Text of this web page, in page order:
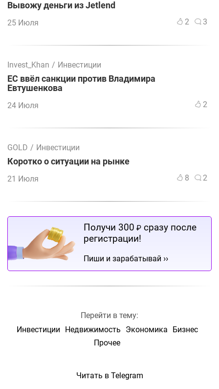
Вывожу деньги из Jetlend
25 Июля 2 3
Invest_Khan / Инвестиции
ЕС ввёл санкции против Владимира
Евтушенкова
24 Июля 2
GOLD / Инвестиции
Коротко о ситуации на рынке
21 Июля 8 2
Получи 300 ₽ сразу после
регистрации!
Пиши и зарабатывай ››
Перейти в тему:
Инвестиции
Недвижимость Экономика
Бизнес
Прочее
Читать в Telegram